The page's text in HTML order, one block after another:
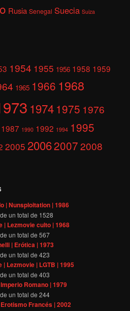
Rusia Senegal Suecia Suiza
1954 1955 1956 1958 1959
1965 1966 1968
1974 1975 1976
1987 1990 1992 1994 1995
2005 200620072008
| Nunsploitation | 1986
un total de 1528
| Lezmovie culto | 1968
un total de567
| Erótica | 1973
un total de423
| Lezmovie | LGTB | 1995
un total de403
Romano | 1979
un total de244
Francés | 2002